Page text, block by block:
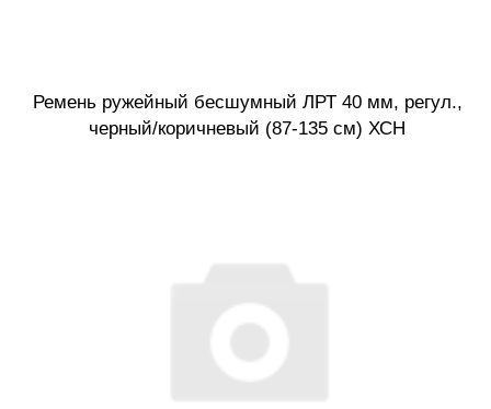
Ремень ружейный бесшумный ЛРТ 40 мм, регул.,
черный/коричневый (87-135 см) ХСН